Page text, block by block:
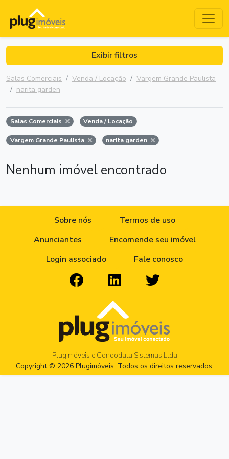
Exibir filtros
Salas Comerciais Venda / Locação
Vargem Grande Paulista
narita garden
Salas Comerciais Venda / Locação
Vargem Grande Paulista narita garden
Nenhum imóvel encontrado
Sobre nós
Termos de uso
Anunciantes
Encomende seu imóvel
Login associado
Fale conosco
Plugimóveis e Condodata Sistemas Ltda
Copyright © 2026 Plugimóveis. Todos os direitos reservados.